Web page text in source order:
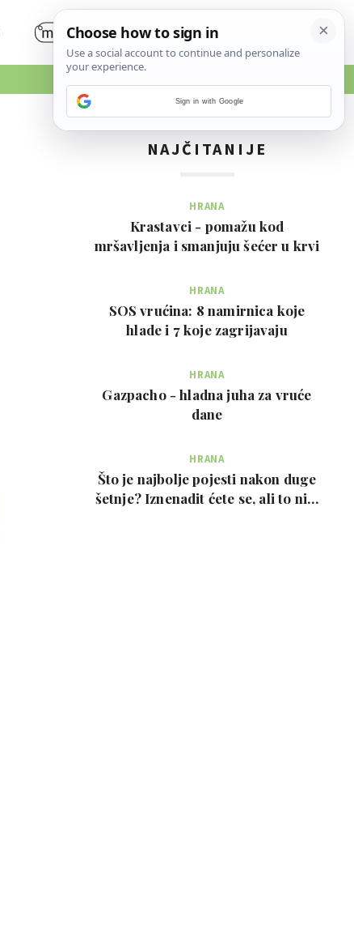
NAJČITANIJE
HRANA
Krastavci - pomažu kod
mršavljenja i smanjuju šećer u krvi
HRANA
SOS vrućina: 8 namirnica koje
hlade i 7 koje zagrijavaju
HRANA
Gazpacho - hladna juha za vruće
dane
HRANA
Što je najbolje pojesti nakon duge
šetnje? Iznenadit ćete se, ali to nije
Sign in with Google